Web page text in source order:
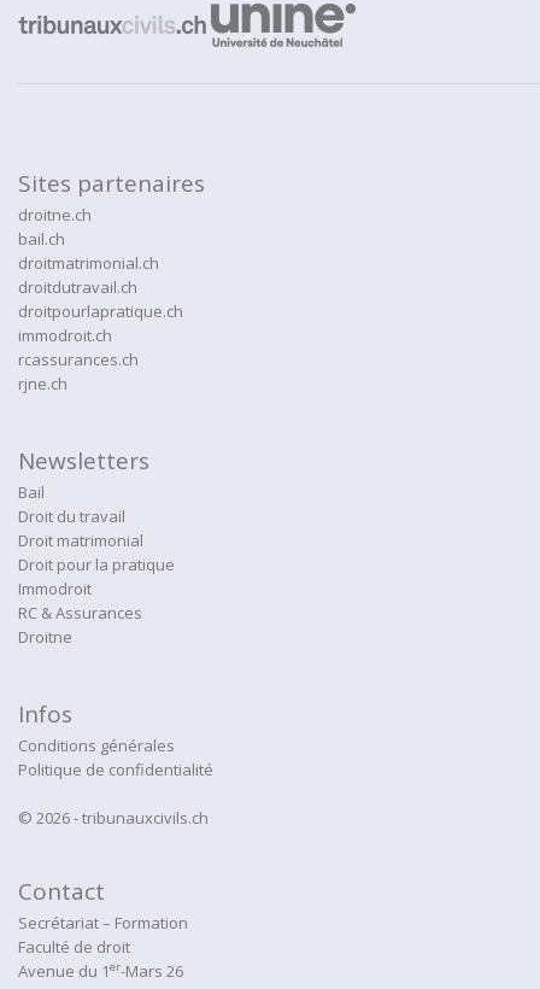
Sites partenaires
droitne.ch
bail.ch
droitmatrimonial.ch
droitdutravail.ch
droitpourlapratique.ch
immodroit.ch
rcassurances.ch
rjne.ch
Newsletters
Bail
Droit du travail
Droit matrimonial
Droit pour la pratique
Immodroit
RC & Assurances
Droitne
Infos
Conditions générales
Politique de confidentialité
© 2026 - tribunauxcivils.ch
Contact
Secrétariat – Formation
Faculté de droit
Avenue du 1er-Mars 26